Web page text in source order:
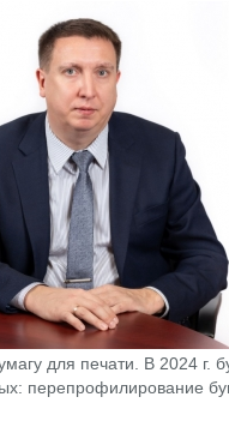
для печати. В 2024 г.
перепрофилирование